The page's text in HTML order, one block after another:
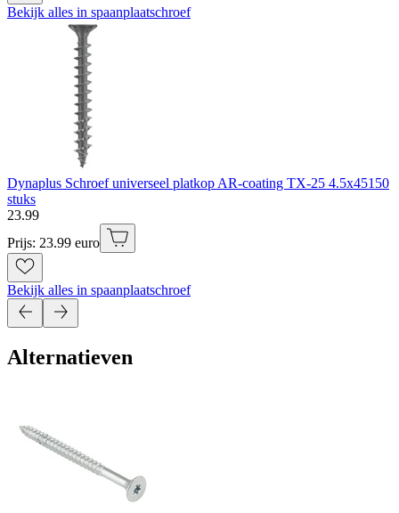
Bekijk alles in spaanplaatschroef
Dynaplus Schroef universeel platkop AR-coating TX-25 4.5x45150
stuks
23.99
Prijs: 23.99 euro
Bekijk alles in spaanplaatschroef
Alternatieven